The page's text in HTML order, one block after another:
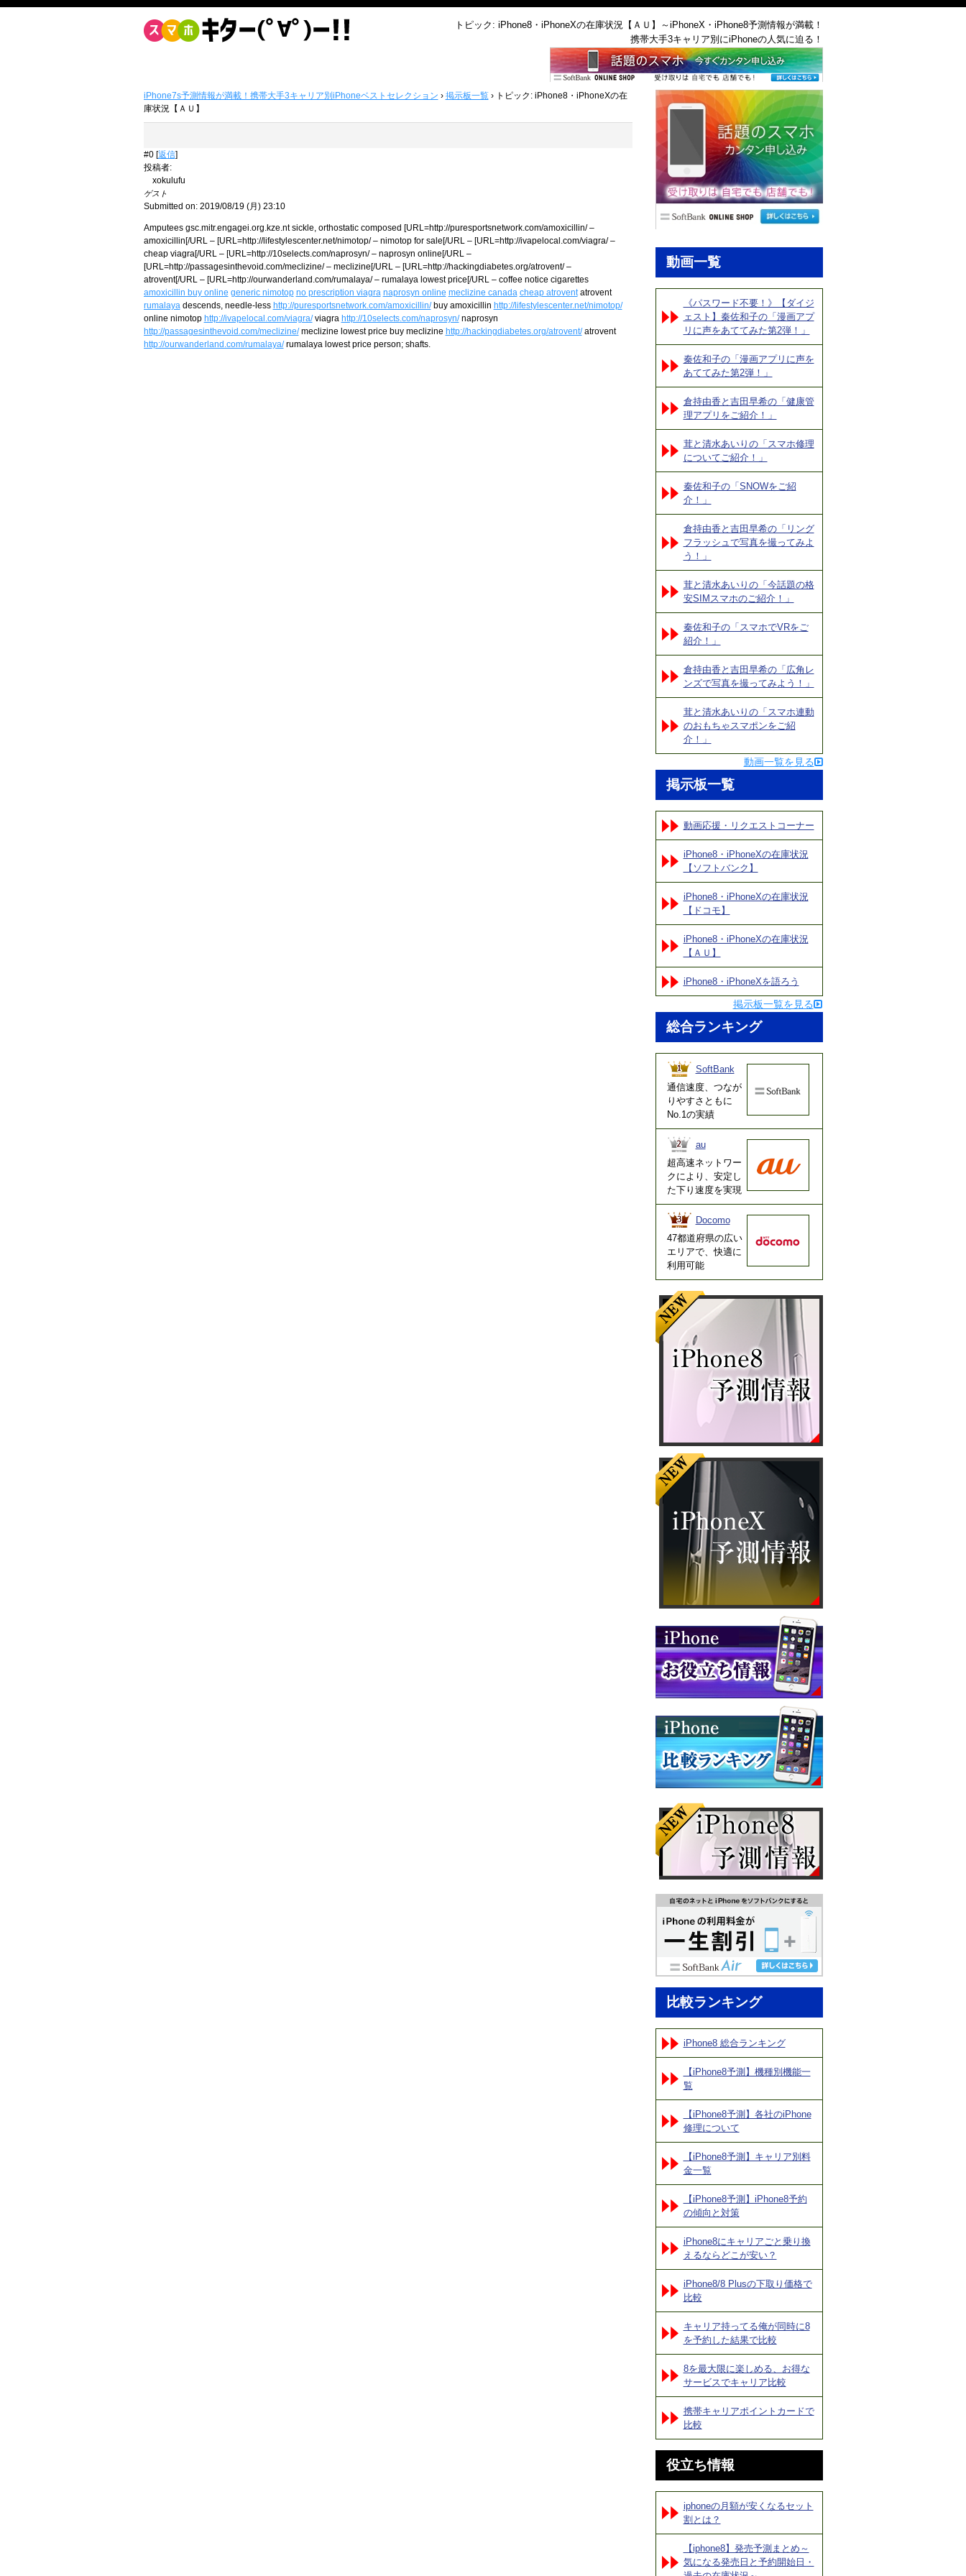
トピック: iPhone8・iPhoneXの在庫状況【ＡＵ】～iPhoneX・iPhone8予測情報が満載！
携帯大手3キャリア別にiPhoneの人気に迫る！
iPhone7s予測情報が満載！携帯大手3キャリア別iPhoneベストセレクション › 掲示板一覧 › トピック: iPhone8・iPhoneXの在
庫状況【ＡＵ】
#0 [返信]
投稿者:
xokulufu
ゲスト
Submitted on: 2019/08/19 (月) 23:10
Amputees gsc.mitr.engagei.org.kze.nt sickle, orthostatic composed [URL=http://puresportsnetwork.com/amoxicillin/ –
amoxicillin[/URL – [URL=http://lifestylescenter.net/nimotop/ – nimotop for sale[/URL – [URL=http://ivapelocal.com/viagra/ –
cheap viagra[/URL – [URL=http://10selects.com/naprosyn/ – naprosyn online[/URL –
[URL=http://passagesinthevoid.com/meclizine/ – meclizine[/URL – [URL=http://hackingdiabetes.org/atrovent/ –
atrovent[/URL – [URL=http://ourwanderland.com/rumalaya/ – rumalaya lowest price[/URL – coffee notice cigarettes
amoxicillin buy online generic nimotop no prescription viagra naprosyn online meclizine canada cheap atroventatrovent
rumalayadescends, needle-less http://puresportsnetwork.com/amoxicillin/buy amoxicillin http://lifestylescenter.net/nimotop/
online nimotop http://ivapelocal.com/viagra/viagra http://10selects.com/naprosyn/naprosyn
http://passagesinthevoid.com/meclizine/meclizine lowest price buy meclizine http://hackingdiabetes.org/atrovent/atrovent
http://ourwanderland.com/rumalaya/rumalaya lowest price person; shafts.
動画一覧
《パスワード不要！》【ダイジ
ェスト】秦佐和子の「漫画アプ
リに声をあててみた第2弾！」
秦佐和子の「漫画アプリに声を
あててみた第2弾！」
倉持由香と吉田早希の「健康管
理アプリをご紹介！」
茸と清水あいりの「スマホ修理
についてご紹介！」
秦佐和子の「SNOWをご紹
介！」
倉持由香と吉田早希の「リング
フラッシュで写真を撮ってみよ
う！」
茸と清水あいりの「今話題の格
安SIMスマホのご紹介！」
秦佐和子の「スマホでVRをご
紹介！」
倉持由香と吉田早希の「広角レ
ンズで写真を撮ってみよう！」
茸と清水あいりの「スマホ連動
のおもちゃスマポンをご紹
介！」
動画一覧を見る
掲示板一覧
動画応援・リクエストコーナー
iPhone8・iPhoneXの在庫状況
【ソフトバンク】
iPhone8・iPhoneXの在庫状況
【ドコモ】
iPhone8・iPhoneXの在庫状況
【ＡＵ】
iPhone8・iPhoneXを語ろう
掲示板一覧を見る
総合ランキング
SoftBank
通信速度、つなが
りやすさともに
No.1の実績
au
超高速ネットワー
クにより、安定し
た下り速度を実現
Docomo
47都道府県の広い
エリアで、快適に
利用可能
比較ランキング
iPhone8 総合ランキング
【iPhone8予測】機種別機能一
覧
【iPhone8予測】各社のiPhone
修理について
【iPhone8予測】キャリア別料
金一覧
【iPhone8予測】iPhone8予約
の傾向と対策
iPhone8にキャリアごと乗り換
えるならどこが安い？
iPhone8/8 Plusの下取り価格で
比較
キャリア持ってる俺が同時に8
を予約した結果で比較
8を最大限に楽しめる、お得な
サービスでキャリア比較
携帯キャリアポイントカードで
比較
役立ち情報
iphoneの月額が安くなるセット
割とは？
【iphone8】発売予測まとめ～
気になる発売日と予約開始日・